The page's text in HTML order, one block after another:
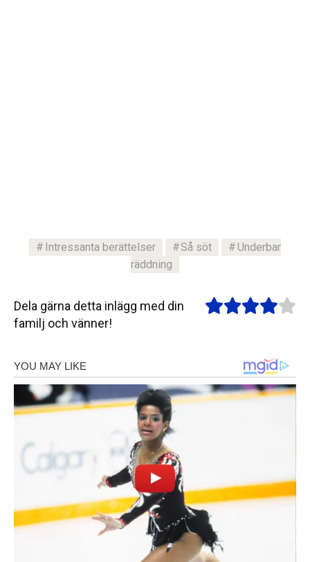
Intressanta berättelser Så söt
Underbar
räddning
Dela gärna detta inlägg med din
familj och vänner!